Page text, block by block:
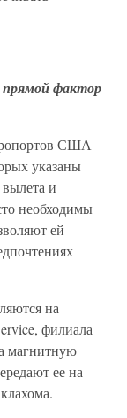
прямой фактор
США
указаны
и
необходимы
ей
на
филиала
магнитную
ее на